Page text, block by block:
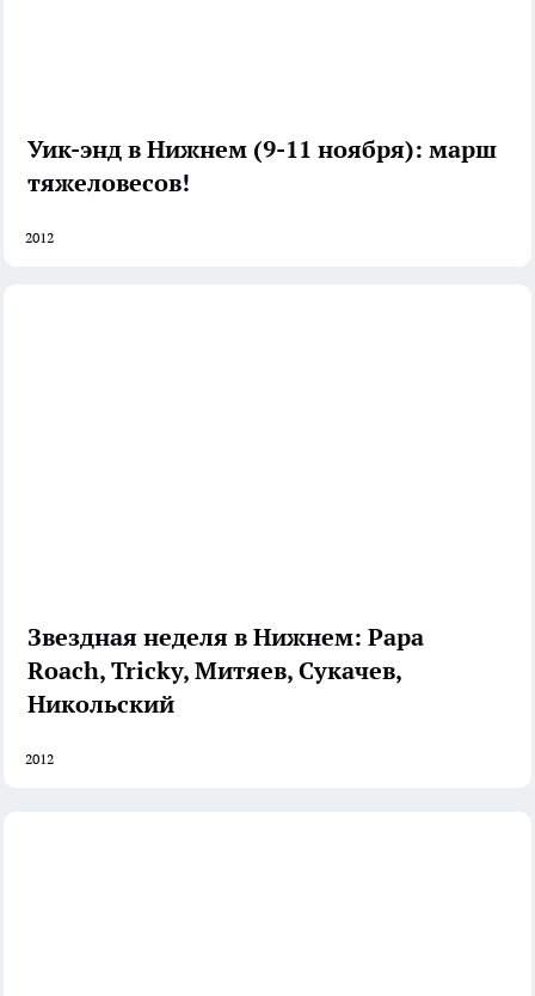
Уик-энд в Нижнем (9-11 ноября): марш
тяжеловесов!
2012
Звездная неделя в Нижнем: Papa
Roach, Tricky, Митяев, Сукачев,
Никольский
2012